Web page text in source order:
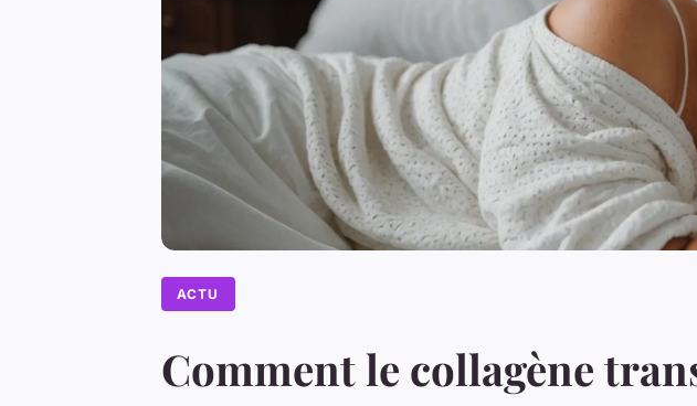
ACTU
Comment le collagène